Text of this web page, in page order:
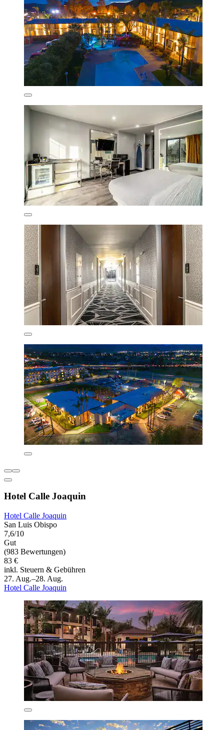
Hotel Calle Joaquin
Hotel Calle Joaquin
San Luis Obispo
7,6/10
Gut
(983 Bewertungen)
83 €
inkl. Steuern & Gebühren
27. Aug.–28. Aug.
Hotel Calle Joaquin